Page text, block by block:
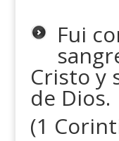
Fui
Cristo y
de Dios.
(1